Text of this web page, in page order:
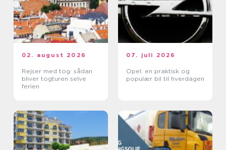
02. august 2026
Rejser med tog: sådan
bliver togturen selve
ferien
07. juli 2026
Opel: en praktisk og
populær bil til hverdagen